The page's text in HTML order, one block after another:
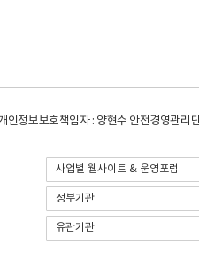
인정보보호책임자 : 양현수 안전경영관리